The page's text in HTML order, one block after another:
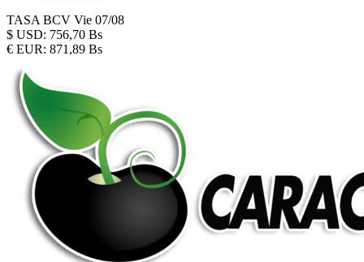
TASA BCV Vie 07/08
$ USD: 756,70 Bs
€ EUR: 871,89 Bs